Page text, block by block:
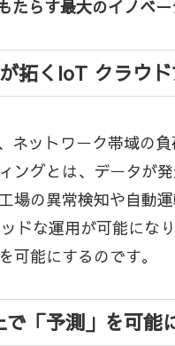
らす最大のイノベー
拓くIoT クラウ
ットワーク帯域の
グとは、データが
の異常検知や自動
ドな運用が可能に
能にするのです。
「予測」を可能